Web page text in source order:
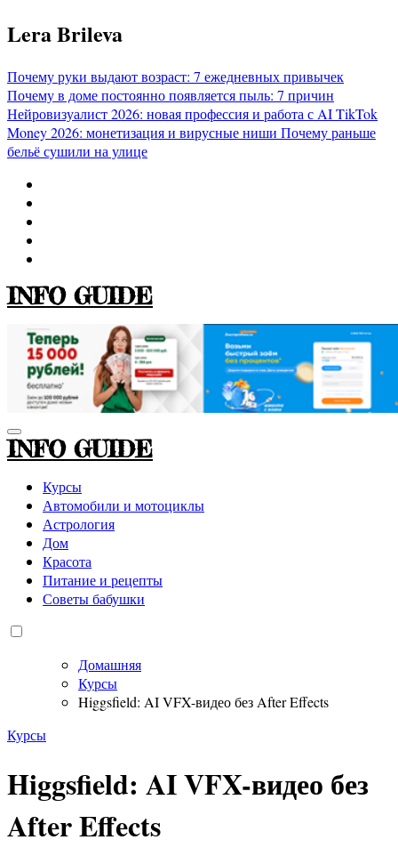
Перейти
к
Lera Brileva
Почему руки выдают возраст: 7 ежедневных привычек
Почему в доме постоянно появляется пыль: 7 причин
Нейровизуалист 2026: новая профессия и работа с AITikTok
Money 2026: монетизация и вирусные ниши Почему раньше
бельё сушили на улице
INFO GUIDE
INFO GUIDE
Курсы
Автомобили и мотоциклы
Астрология
Дом
Красота
Питание и рецепты
Советы бабушки
Домашняя
Курсы
Higgsfield: AI VFX-видео без After Effects
Курсы
Higgsfield: AI VFX-видео без
After Effects